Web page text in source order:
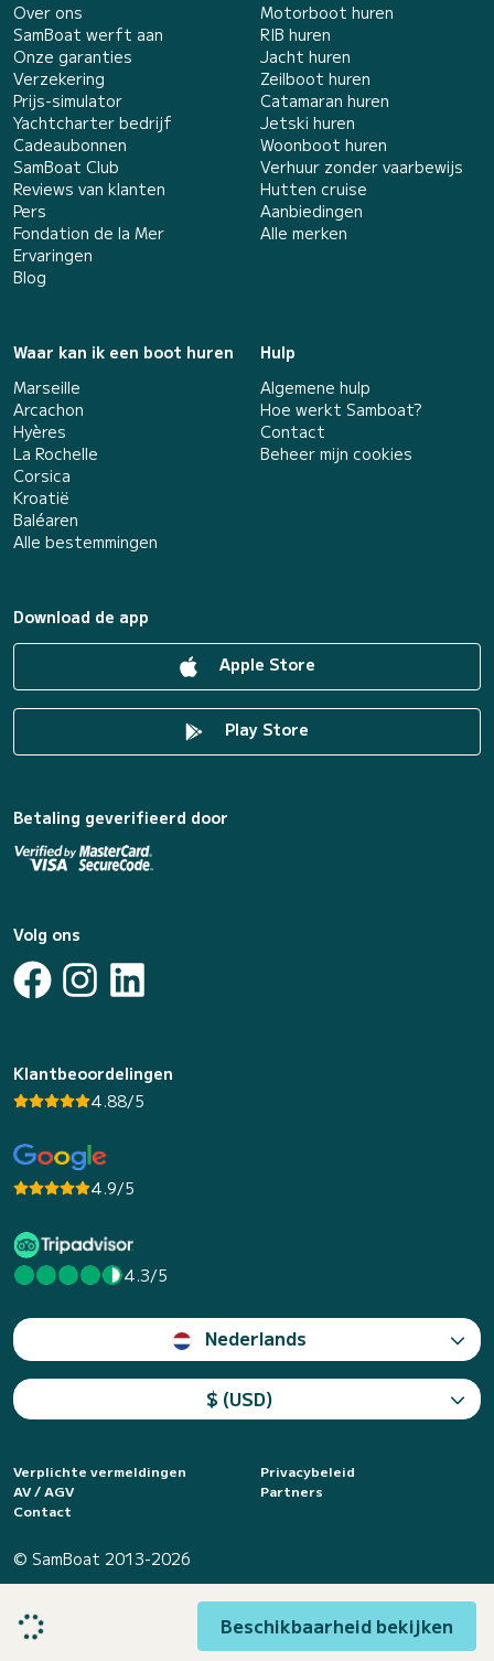
Beschikbaarheid bekijken
Over ons
SamBoat werft aan
Onze garanties
Verzekering
Prijs-simulator
Yachtcharter bedrijf
Cadeaubonnen
SamBoat Club
Reviews van klanten
Pers
Fondation de la Mer
Ervaringen
Blog
Motorboot huren
RIB huren
Jacht huren
Zeilboot huren
Catamaran huren
Jetski huren
Woonboot huren
Verhuur zonder vaarbewijs
Hutten cruise
Aanbiedingen
Alle merken
Waar kan ik een boot huren
Marseille
Arcachon
Hyères
La Rochelle
Corsica
Kroatië
Baléaren
Alle bestemmingen
Hulp
Algemene hulp
Hoe werkt Samboat?
Contact
Beheer mijn cookies
Download de app
Apple Store
Play Store
Betaling geverifieerd door
Volg ons
Klantbeoordelingen
4.88/5
4.9/5
4.3/5
Nederlands
$ (USD)
Verplichte vermeldingen
Privacybeleid
AV / AGV
Partners
Contact
© SamBoat 2013-2026